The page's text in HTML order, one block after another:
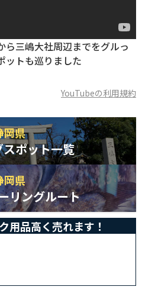
ら三嶋大社周辺までをグルっ
ットも巡りました
YouTubeの利用規約
岡県
ポット一覧
岡県
リングルート
用品高く売れます！